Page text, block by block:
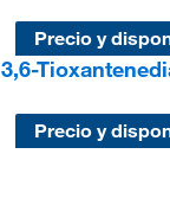
Precio y
3,6-
Precio y